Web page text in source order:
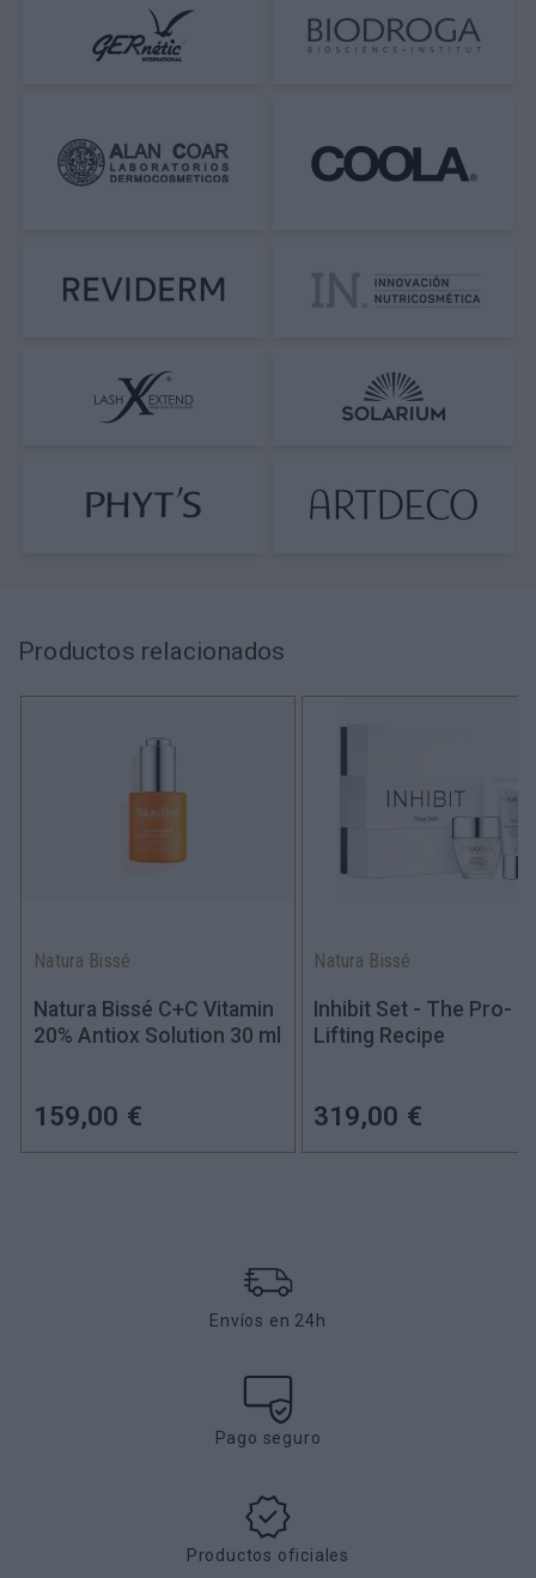
Productos relacionados
Natura Bissé
Natura Bissé C+C Vitamin
20% Antiox Solution 30 ml
Natura Bissé
Inhibit Set - The Pro-
Lifting Recipe
Envíos en 24h
Pago seguro
Productos oficiales